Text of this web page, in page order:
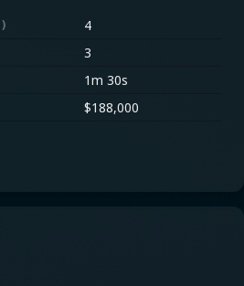
) 4
3
1m 30s
$188,000